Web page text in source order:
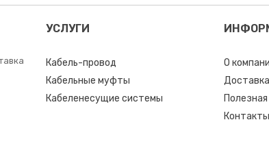
УСЛУГИ
Кабель-провод
Кабельные муфты
Кабеленесущие системы
О
Контакты